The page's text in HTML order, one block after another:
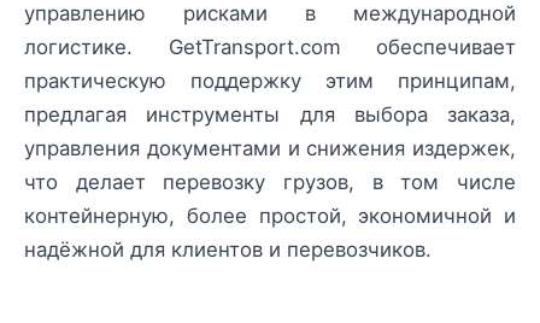
управлению рисками в международной
логистике. GetTransport.com обеспечивает
практическую поддержку этим принципам,
предлагая инструменты для выбора заказа,
управления документами и снижения издержек,
что делает перевозку грузов, в том числе
контейнерную, более простой, экономичной и
надёжной для клиентов и перевозчиков.